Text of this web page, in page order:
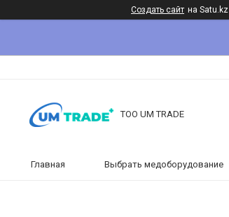
Создать сайт на Satu.kz
ТОО UM TRADE
Главная Выбрать медоборудование